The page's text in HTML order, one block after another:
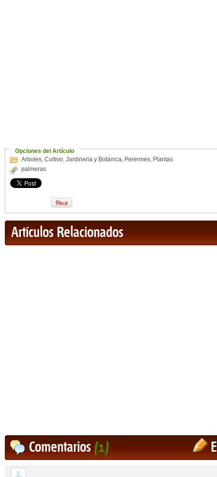
Opciones del Artículo
Arboles, Cultivo, Jardineria y Botánica, Perennes, Plantas
palmeras
Artículos Relacionados
Comentarios(1)